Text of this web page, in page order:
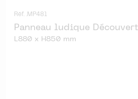
Réf. .MP481
Panneau ludique
L880 x H850 mm